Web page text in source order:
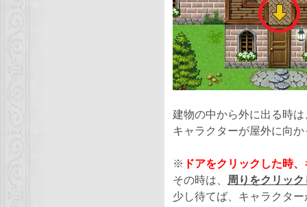
建物の中から外に出る時
キャラクターが屋外に向
※ ドアをクリックした時
その時は、
周りをクリッ
少し待てば、キャラクタ